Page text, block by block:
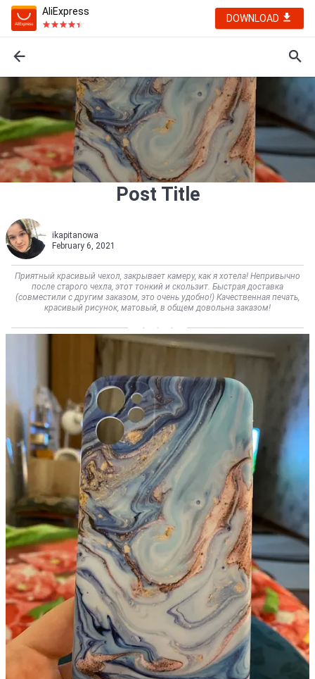
AliExpress
DOWNLOAD
Post Title
ikapitanowa
February 6, 2021
Приятный красивый чехол, закрывает камеру, как я хотела! Непривычно
после старого чехла, этот тонкий и скользит. Быстрая доставка
(совместили с другим заказом, это очень удобно!) Качественная печать,
красивый рисунок, матовый, в общем довольна заказом!